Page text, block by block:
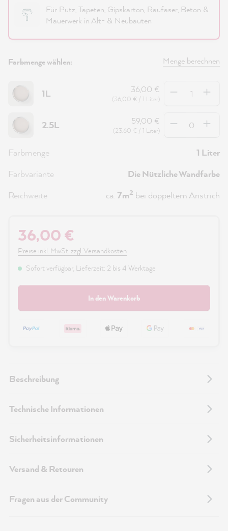
Für Putz, Tapeten, Gipskarton, Raufaser, Beton &
Mauerwerk in Alt- & Neubauten
Farbmenge wählen: Menge berechnen
1L 36,00 €
(36,00 € / 1 Liter)
2.5L 59,00 €
(23,60 € / 1 Liter)
Farbmenge
1 Liter
Farbvariante
Die Nützliche Wandfarbe
Reichweite
ca. 7m2 bei doppeltem Anstrich
36,00 €
Preise inkl. MwSt. zzgl. Versandkosten
Sofort verfügbar, Lieferzeit: 2 bis 4 Werktage
In den Warenkorb
Beschreibung
Technische Informationen
Sicherheitsinformationen
Versand & Retouren
Fragen aus der Community